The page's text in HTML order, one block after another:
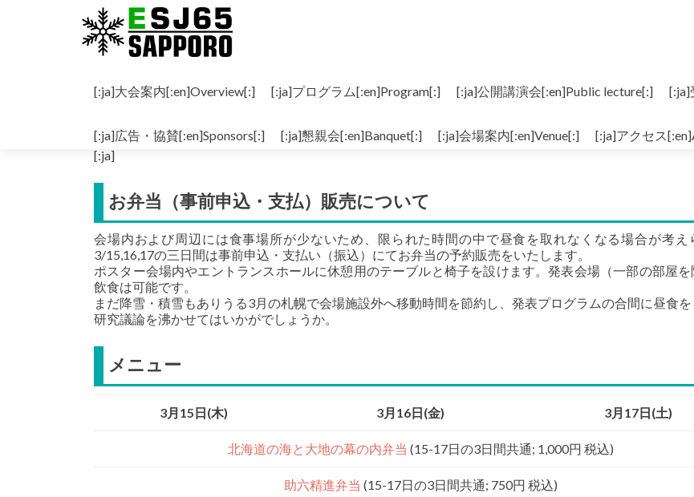
[:ja]大会案内[:en]Overview[:]
[:ja]プログラム[:en]Program[:] [:ja]公開講演会[:en]Public lecture[:] [:ja]
[:ja]広告・協賛[:en]Sponsors[:] [:ja]懇親会[:en]Banquet[:] [:ja]会場案内[:en]Venue[:] [:ja]アクセス
[:ja]
お弁当（事前申込・支払）販売について
会場内および周辺には食事場所が少ないため、限られた時間の中で昼食を取れなくなる場合が考え
3/15,16,17の三日間は事前申込・支払い（振込）にてお弁当の予約販売をいたします。
ポスター会場内やエントランスホールに休憩用のテーブルと椅子を設けます。発表会場（一部の部屋を
飲食は可能です。
まだ降雪・積雪もありうる3月の札幌で会場施設外へ移動時間を節約し、発表プログラムの合間に昼食
研究議論を沸かせてはいかがでしょうか。
メニュー
3月15日(木) 3月16日(金) 3月17日(土)
北海道の海と大地の幕の内弁当 (15-17日の3日間共通; 1,000円 税込)
助六精進弁当 (15-17日の3日間共通; 750円 税込)